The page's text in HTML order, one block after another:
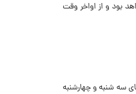
بود و از اواخر وقت
سه شنبه و چهارشنبه